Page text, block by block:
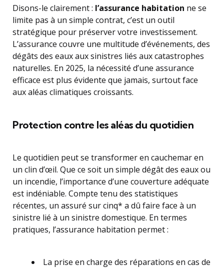
Disons-le clairement : l’assurance habitation ne se
limite pas à un simple contrat, c’est un outil
stratégique pour préserver votre investissement.
L’assurance couvre une multitude d’événements, des
dégâts des eaux aux sinistres liés aux catastrophes
naturelles. En 2025, la nécessité d’une assurance
efficace est plus évidente que jamais, surtout face
aux aléas climatiques croissants.
Protection contre les aléas du quotidien
Le quotidien peut se transformer en cauchemar en
un clin d’œil. Que ce soit un simple dégât des eaux ou
un incendie, l’importance d’une couverture adéquate
est indéniable. Compte tenu des statistiques
récentes, un assuré sur cinq* a dû faire face à un
sinistre lié à un sinistre domestique. En termes
pratiques, l’assurance habitation permet :
La prise en charge des réparations en cas de